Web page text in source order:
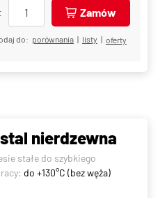
Zamów
do: porównania | listy | oferty
nierdzewna
stałe do szybkiego
do +130°C (bez węża)